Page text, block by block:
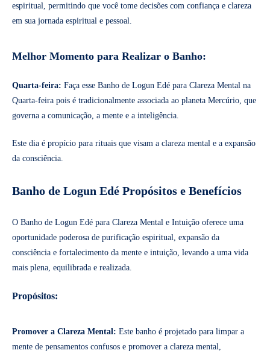
espiritual, permitindo que você tome decisões com confiança e clareza
em sua jornada espiritual e pessoal.
Melhor Momento para Realizar o Banho:
Quarta-feira: Faça esse Banho de Logun Edé para Clareza Mental na
Quarta-feira pois é tradicionalmente associada ao planeta Mercúrio, que
governa a comunicação, a mente e a inteligência.
Este dia é propício para rituais que visam a clareza mental e a expansão
da consciência.
Banho de Logun Edé Propósitos e Benefícios
O Banho de Logun Edé para Clareza Mental e Intuição oferece uma
oportunidade poderosa de purificação espiritual, expansão da
consciência e fortalecimento da mente e intuição, levando a uma vida
mais plena, equilibrada e realizada.
Propósitos:
Promover a Clareza Mental: Este banho é projetado para limpar a
mente de pensamentos confusos e promover a clareza mental,